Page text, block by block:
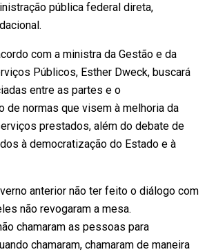
pública federal direta,
com a ministra da Gestão e da
Públicos, Esther Dweck, buscará
entre as partes e o
de normas que visem à melhoria da
prestados, além do debate de
à democratização do Estado e à
anterior não ter feito o diálogo com
não revogaram a mesa.
chamaram as pessoas para
chamaram, chamaram de maneira